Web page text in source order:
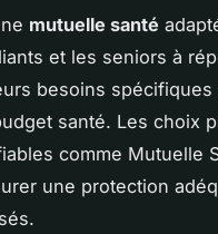
mutuelle santé
et les seniors à
besoins spécifiques
santé. Les choix
comme Mutuelle
une protection